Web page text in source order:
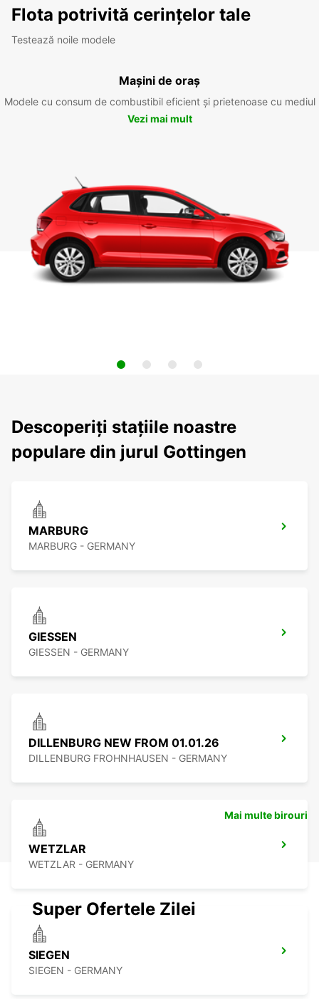
Flota potrivită cerințelor tale
Testează noile modele
Mașini de oraș
Modele cu consum de combustibil eficient și prietenoase cu mediul
Vezi mai mult
Descoperiți stațiile noastre
populare din jurul Gottingen
MARBURG
MARBURG - GERMANY
GIESSEN
GIESSEN - GERMANY
DILLENBURG NEW FROM 01.01.26
DILLENBURG FROHNHAUSEN - GERMANY
WETZLAR
WETZLAR - GERMANY
SIEGEN
SIEGEN - GERMANY
Mai multe birouri
Super Ofertele Zilei